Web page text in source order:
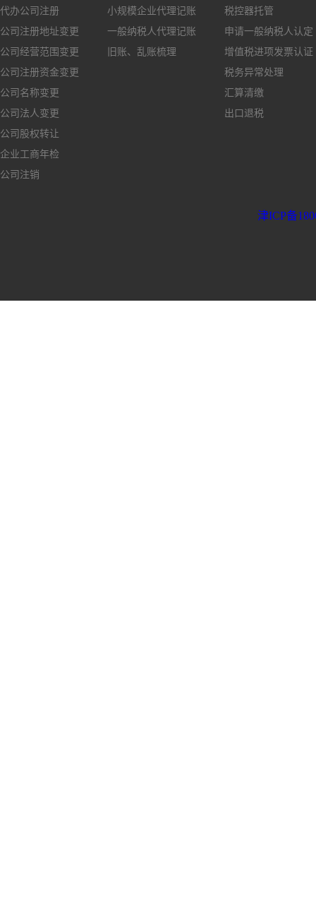
代办公司注册
公司注册地址变更
公司经营范围变更
公司注册资金变更
公司名称变更
公司法人变更
公司股权转让
企业工商年检
公司注销
小规模企业代理记账
一般纳税人代理记账
旧账、乱账梳理
税控器托管
申请一般纳税人认定
增值税进项发票认证
税务异常处理
汇算清缴
出口退税
津ICP备